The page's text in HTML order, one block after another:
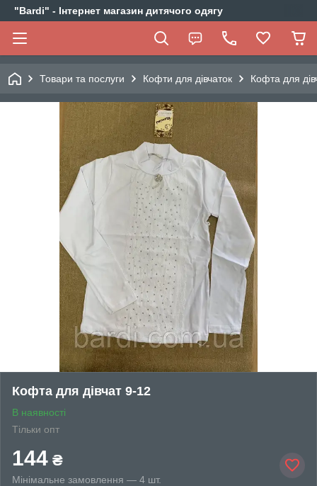
"Bardi" - Інтернет магазин дитячого одягу
Товари та послуги Кофти для дівчаток Кофта для
Кофта для дівчат 9-12
В наявності
Тільки опт
144 ₴
Мінімальне замовлення — 4 шт.